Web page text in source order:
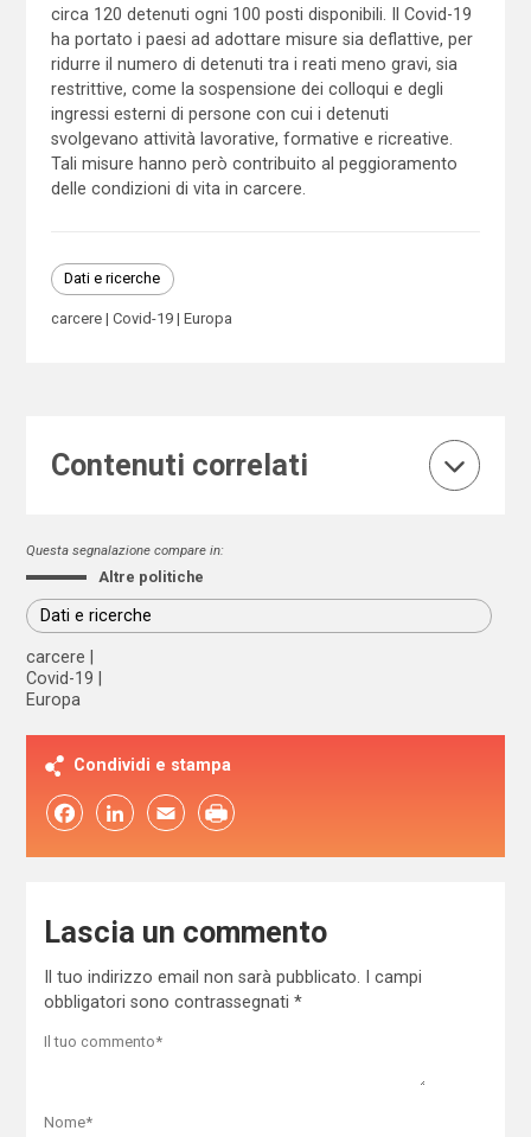
circa 120 detenuti ogni 100 posti disponibili. Il Covid-19
ha portato i paesi ad adottare misure sia deflattive, per
ridurre il numero di detenuti tra i reati meno gravi, sia
restrittive, come la sospensione dei colloqui e degli
ingressi esterni di persone con cui i detenuti
svolgevano attività lavorative, formative e ricreative.
Tali misure hanno però contribuito al peggioramento
delle condizioni di vita in carcere.
Dati e ricerche
carcere Covid-19 Europa
Contenuti correlati
Questa segnalazione compare in:
Altre politiche
Dati e ricerche
carcere
Covid-19
Europa
Condividi e stampa
FacebookLinkedIn Email
Lascia un commento
Il tuo indirizzo email non sarà pubblicato.
I campi
obbligatori sono contrassegnati *